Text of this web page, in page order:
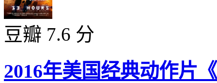
豆瓣 7.6 分
2016年美国经典动作片